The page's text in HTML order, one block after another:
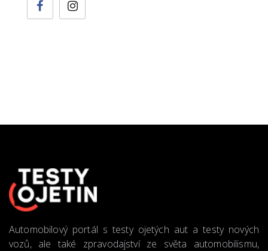
Automobilový portál s testy ojetých aut a testy nových
vozů, ale také zpravodajství ze světa automobilismu,